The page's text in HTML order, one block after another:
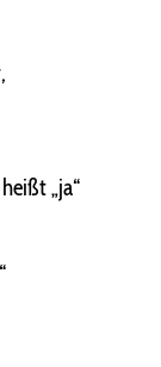
„ja“